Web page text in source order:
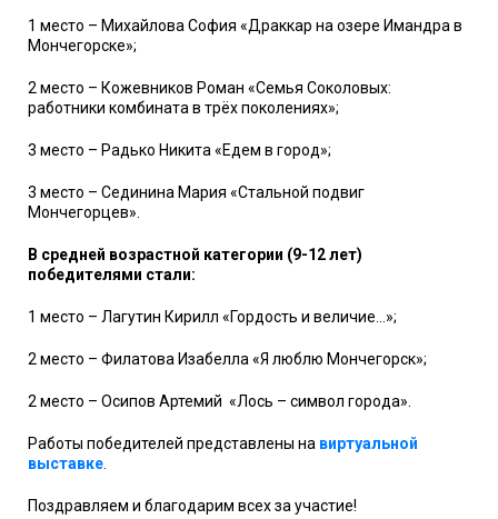
1 место – Михайлова София «Драккар на озере Имандра в
Мончегорске»;
2 место – Кожевников Роман «Семья Соколовых:
работники комбината в трёх поколениях»;
3 место – Радько Никита «Едем в город»;
3 место – Сединина Мария «Стальной подвиг
Мончегорцев».
В средней возрастной категории (9-12 лет)
победителями стали:
1 место – Лагутин Кирилл «Гордость и величие…»;
2 место – Филатова Изабелла «Я люблю Мончегорск»;
2 место – Осипов Артемий «Лось – символ города».
Работы победителей представлены на виртуальной
выставке.
Поздравляем и благодарим всех за участие!